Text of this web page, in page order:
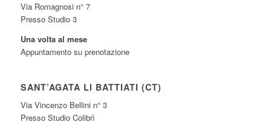
Via Romagnosi n° 7
Presso Studio 3
Una volta al mese
Appuntamento su prenotazione
SANT’AGATA LI BATTIATI (CT)
Via Vincenzo Bellini n° 3
Presso Studio Colibrì